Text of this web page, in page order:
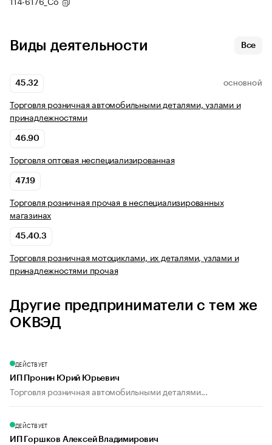
Виды деятельности Все
45.32 ОСНОВНОЙ
Торговля розничная автомобильными деталями, узлами и
принадлежностями
46.90
Торговля оптовая неспециализированная
47.19
Торговля розничная прочая в неспециализированных
магазинах
45.40.3
Торговля розничная мотоциклами, их деталями, узлами и
принадлежностями прочая
Другие предприниматели с тем же
ОКВЭД
ДЕЙСТВУЕТ
ИП Пронин Юрий Юрьевич
Торговля розничная автомобильными деталями...
ДЕЙСТВУЕТ
ИП Горшков Алексей Владимирович